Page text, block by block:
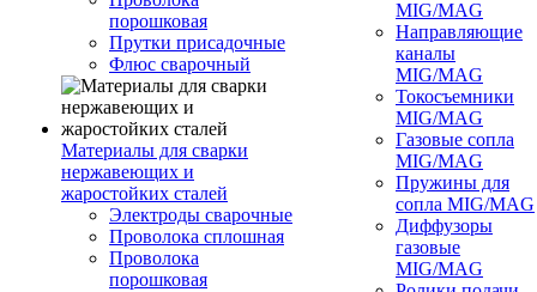
порошковая
Прутки присадочные
Флюс сварочный
Материалы для сварки
нержавеющих и
жаростойких сталей
Электроды сварочные
Проволока сплошная
Проволока
порошковая
MIG/MAG
Направляющие
каналы
MIG/MAG
Токосъемники
MIG/MAG
Газовые сопла
MIG/MAG
Пружины для
сопла MIG/MAG
Диффузоры
газовые
MIG/MAG